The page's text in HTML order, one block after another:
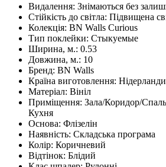
Видалення: Знімаються без
Стійкість до світла: Підвищена
Колекція: BN Walls Curious
Тип поклейки: Стыкуемые
Ширина, м.: 0.53
Довжина, м.: 10
Бренд: BN Walls
Країна виготовлення: Нідерланди
Матеріал: Вініл
Приміщення: Зала/Коридор/
Кухня
Основа: Флізелін
Наявність: Складська програма
Колір: Коричневий
Відтінок: Блідий